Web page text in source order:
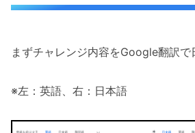
まずチャレンジ内容をGoogle翻訳で
※左：英語、右：日本語